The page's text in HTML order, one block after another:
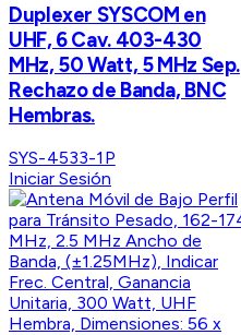
Duplexer SYSCOM en
UHF, 6 Cav. 403-430
MHz, 50 Watt, 5 MHz Sep.
Rechazo de Banda, BNC
Hembras.
SYS-4533-1P
Iniciar Sesión